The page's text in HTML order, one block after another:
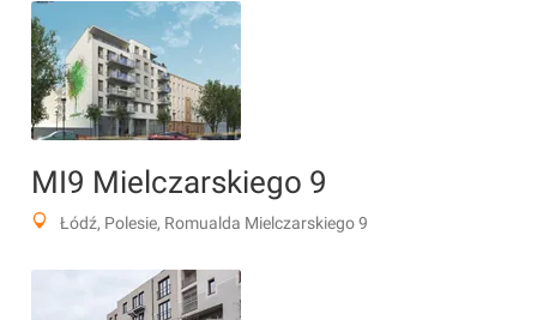
MI9 Mielczarskiego 9
Łódź, Polesie, Romualda Mielczarskiego 9